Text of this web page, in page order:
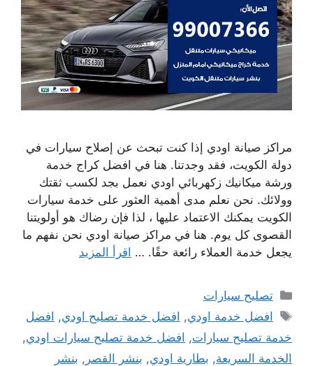
مراكز صيانة اودي إذا كنت تبحث عن إصلاح سيارات في
دولة الكويت، فقد وجدتنا. هنا في افضل كراج خدمة
ورشة ميكانيك زكهربائي اودي نعمل بجد لكسب ثقتك
وولائك. نحن نعلم مدى أهمية العثور على خدمة سيارات
الكويت يمكنك الاعتماد عليها ، لذا فإن رضاك ​​هو أولويتنا
القصوى كل يوم. هنا في مراكز صيانة اودي نحن نفهم ما
يجعل خدمة العملاء رائعة حقًا. … اقرأ المزيد
التصنيفات
تصليح سيارات
الوسوم
افضل خدمة اودي, افضل خدمة تصليح اودي, افضل
خدمة تصليح سيارات, افضل خدمة تصليح سيارات اودي,
الخدمة السريعة, بطارية اودي, بنشر القصر , بنشر